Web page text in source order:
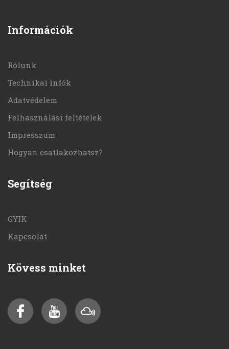
Információk
Rólunk
Technikai infók
Adatvédelem
Felhasználási feltételek
Impresszum
Hogyan csatlakozhatsz?
Segítség
GYIK
Kapcsolat
Kövess minket